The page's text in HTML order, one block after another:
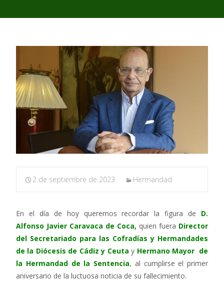
2 de septiembre de 2023 Hermandad
En el día de hoy queremos recordar la figura de D.
Alfonso Javier Caravaca de Coca, quien fuera Director
del Secretariado para las Cofradías y Hermandades
de la Diócesis de Cádiz y Ceuta y Hermano Mayor de
la Hermandad de la Sentencia, al cumplirse el primer
aniversario de la luctuosa noticia de su fallecimiento.